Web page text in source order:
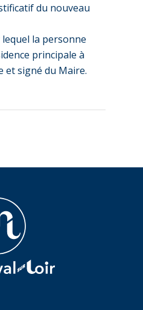
du nouveau
la personne
principale à
et signé du Maire.